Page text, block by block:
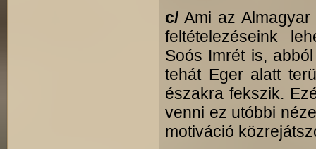
c/ Ami az
feltételezéseink
Soós Imrét is,
tehát Eger alatt
északra fekszik.
venni ez utóbbi
motiváció